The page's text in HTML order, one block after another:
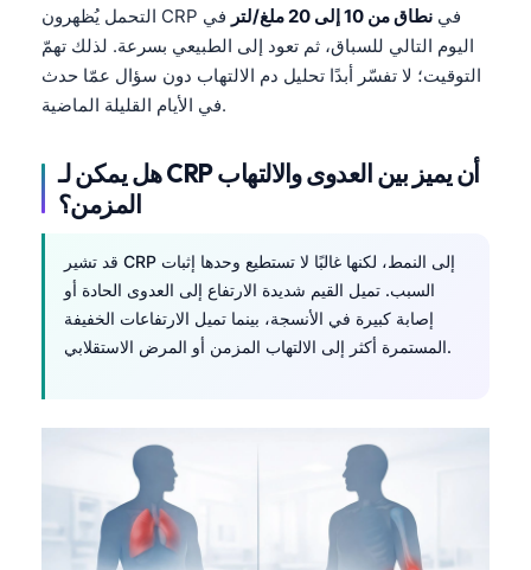
التحمل يُظهرون CRP في نطاق من 10 إلى 20 ملغ/لتر
في
اليوم التالي للسباق، ثم تعود إلى الطبيعي بسرعة. لذلك تهمّ
التوقيت؛ لا تفسّر أبدًا تحليل دم الالتهاب دون سؤال عمّا حدث
في الأيام القليلة الماضية.
هل يمكن لـ CRP أن يميز بين العدوى والالتهاب
المزمن؟
قد تشير CRP إلى النمط، لكنها غالبًا لا تستطيع وحدها إثبات
السبب. تميل القيم شديدة الارتفاع إلى العدوى الحادة أو
إصابة كبيرة في الأنسجة، بينما تميل الارتفاعات الخفيفة
المستمرة أكثر إلى الالتهاب المزمن أو المرض الاستقلابي.